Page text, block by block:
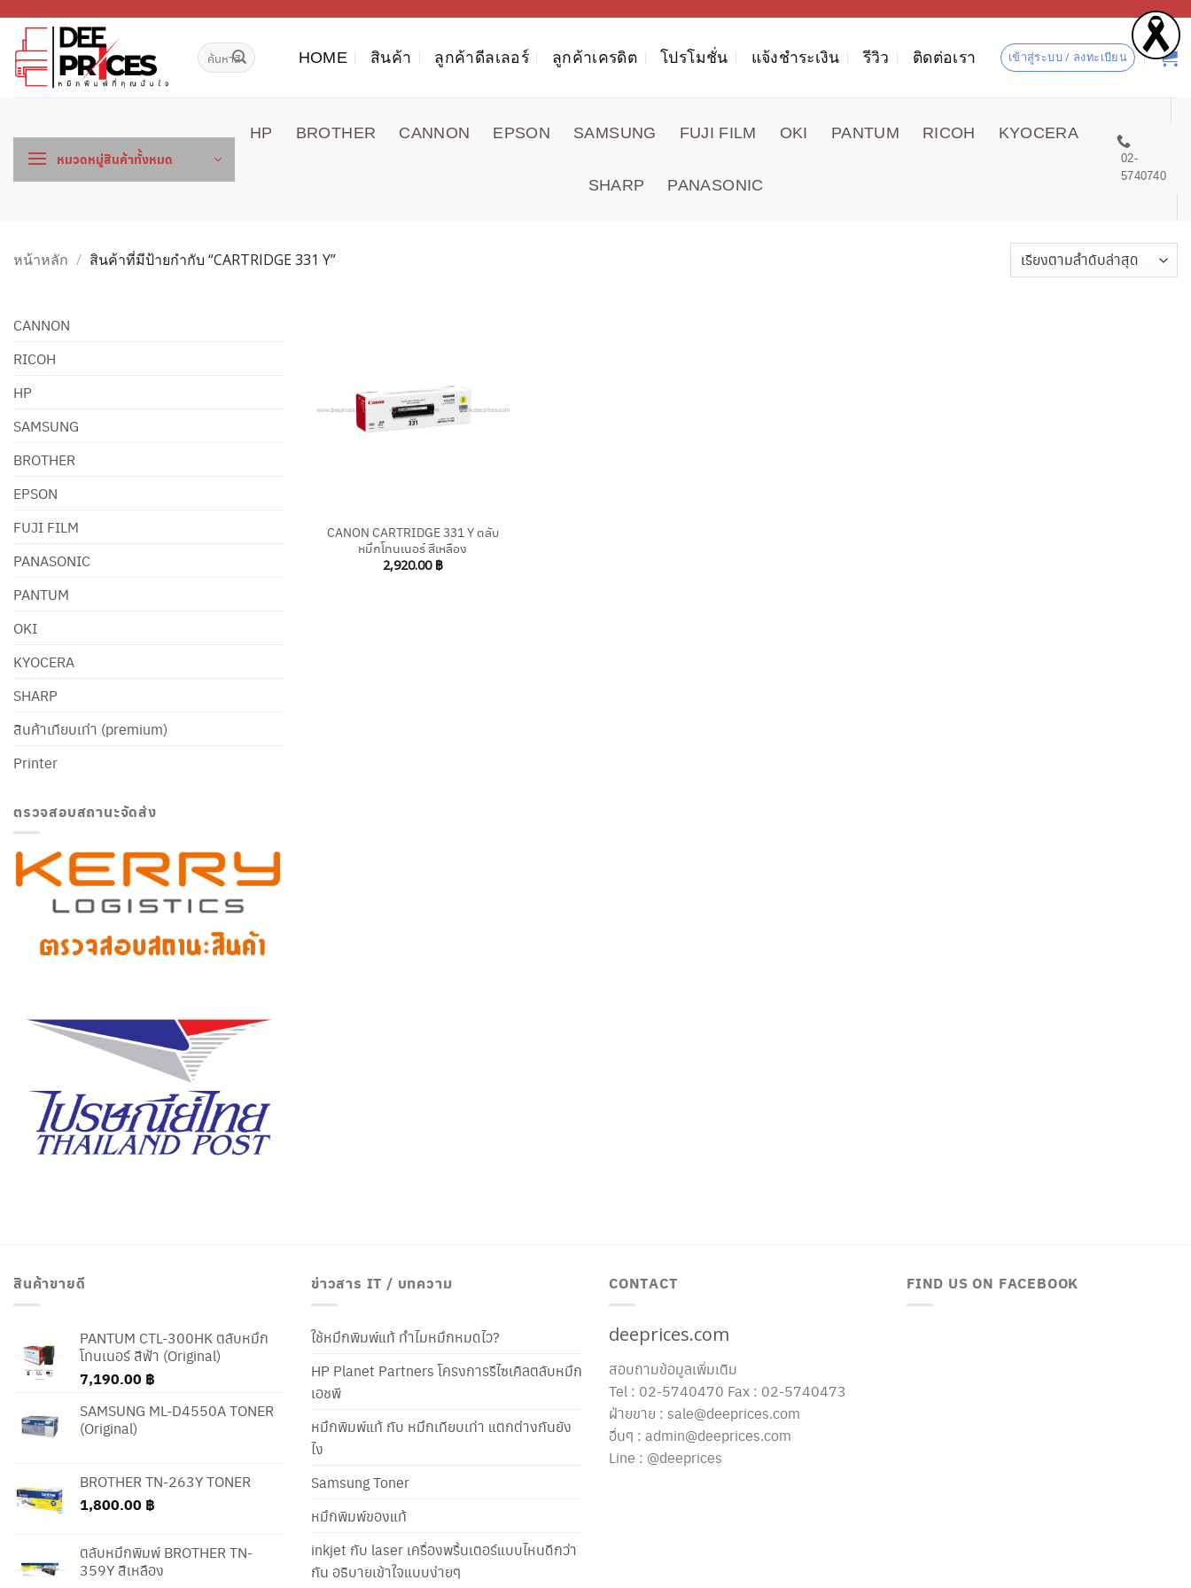
เนื้อหา
ค้นหา: HOME สินค้า ลูกค้าดีลเลอร์ ลูกค้าเครดิต โปรโมชั่น แจ้งชำระเงิน รีวิว ติดต่อเรา เข้าสู่ระบบ / ลงทะเบียน
หมวดหมู่สินค้าทั้งหมด
HP BROTHER CANNON EPSON SAMSUNG FUJI FILM OKI PANTUM RICOH KYOCERA
SHARP PANASONIC
02-
5740740
หน้าหลัก / สินค้าที่มีป้ายกำกับ “CARTRIDGE 331 Y”
CANNON
RICOH
HP
SAMSUNG
BROTHER
EPSON
FUJI FILM
PANASONIC
PANTUM
OKI
KYOCERA
SHARP
สินค้าเทียบเท่า (premium)
Printer
ตรวจสอบสถานะจัดส่ง
CANON CARTRIDGE 331 Y ตลับ
หมึกโทนเนอร์ สีเหลือง
2,920.00 ฿
สินค้าขายดี
PANTUM CTL-300HK ตลับหมึก
โทนเนอร์ สีฟ้า (Original)
7,190.00 ฿
SAMSUNG ML-D4550A TONER
(Original)
BROTHER TN-263Y TONER
1,800.00 ฿
ตลับหมึกพิมพ์ BROTHER TN-
359Y สีเหลือง
ข่าวสาร IT / บทความ
ใช้หมึกพิมพ์แท้ ทำไมหมึกหมดไว?
HP Planet Partners โครงการรีไซเคิลตลับหมึก
เอชพี
หมึกพิมพ์แท้ กับ หมึกเทียบเท่า แตกต่างกันยัง
ไง
Samsung Toner
หมึกพิมพ์ของแท้
inkjet กับ laser เครื่องพริ้นเตอร์แบบไหนดีกว่า
กัน อธิบายเข้าใจแบบง่ายๆ
CONTACT
deeprices.com
สอบถามข้อมูลเพิ่มเติม
Tel : 02-5740470 Fax : 02-5740473
ฝ่ายขาย : sale@deeprices.com
อื่นๆ : admin@deeprices.com
Line : @deeprices
FIND US ON FACEBOOK